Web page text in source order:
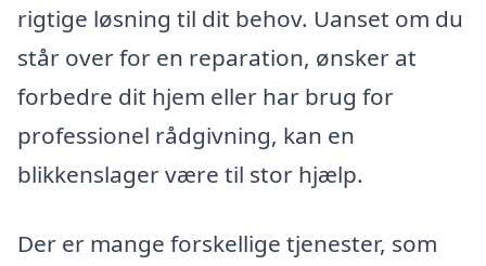
rigtige løsning til dit behov. Uanset om du
står over for en reparation, ønsker at
forbedre dit hjem eller har brug for
professionel rådgivning, kan en
blikkenslager være til stor hjælp.
Der er mange forskellige tjenester, som